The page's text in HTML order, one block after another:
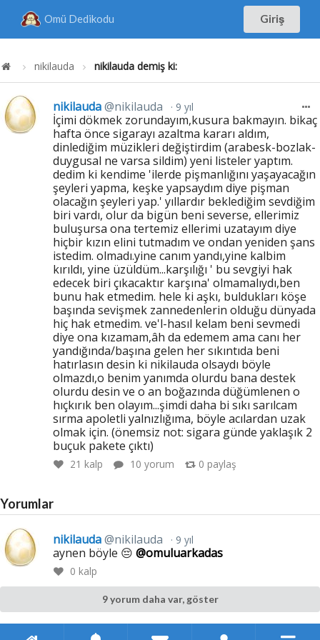
Omü Dedikodu Giriş
nikilauda nikilauda demiş ki:
nikilauda@nikilauda 9 yıl
İçimi dökmek zorundayım,kusura bakmayın. bikaç
hafta önce sigarayı azaltma kararı aldım,
dinlediğim müzikleri değiştirdim (arabesk-bozlak-
duygusal ne varsa sildim) yeni listeler yaptım.
dedim ki kendime 'ilerde pişmanlığını yaşayacağın
şeyleri yapma, keşke yapsaydım diye pişman
olacağın şeyleri yap.' yıllardır beklediğim sevdiğim
biri vardı, olur da bigün beni severse, ellerimiz
buluşursa ona tertemiz ellerimi uzatayım diye
hiçbir kızın elini tutmadım ve ondan yeniden şans
istedim. olmadı.yine canım yandı,yine kalbim
kırıldı, yine üzüldüm...karşılığı ' bu sevgiyi hak
edecek biri çıkacaktır karşına' olmamalıydı,ben
bunu hak etmedim. hele ki aşkı, buldukları köşe
başında sevişmek zannedenlerin olduğu dünyada
hiç hak etmedim. ve'l-hasıl kelam beni sevmedi
diye ona kızamam,âh da edemem ama canı her
yandığında/başına gelen her sıkıntıda beni
hatırlasın desin ki nikilauda olsaydı böyle
olmazdı,o benim yanımda olurdu bana destek
olurdu desin ve o an boğazında düğümlenen o
hıçkırık ben olayım...şimdi daha bi sıkı sarılcam
sırma apoletli yalnızlığıma, böyle acılardan uzak
olmak için. (önemsiz not: sigara günde yaklaşık 2
buçuk pakete çıktı)
21 kalp 10 yorum 0 paylaş
Yorumlar
nikilauda@nikilauda 9 yıl
aynen böyle 😔@omuluarkadas
0 kalp
9 yorum daha var, göster